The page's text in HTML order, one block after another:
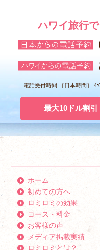
ハワイ旅行
電話受付時間 ［日本時間］
最大10ドル割
ホーム
初めての方へ
ロミロミの効果
コース・料金
お客様の声
メディア掲載実績
ロミロミとは？